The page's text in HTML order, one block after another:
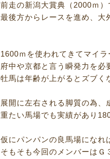
前走の新潟大賞典（2000ｍ）
最後方からレースを進め、大
1600ｍを使われてきてマイラ
府中や京都と言う瞬発力を必
牡馬は年齢が上がるとズブく
展開に左右される脚質の為、
重たい馬場でも実績があり
仮にパンパンの良馬場になれ
そもそも今回のメンバーはＧ